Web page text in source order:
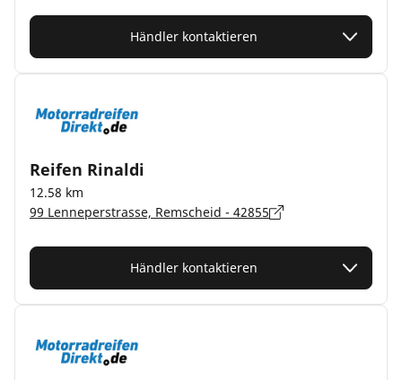
Händler kontaktieren
Reifen Rinaldi
12.58 km
99 Lenneperstrasse, Remscheid - 42855
Händler kontaktieren